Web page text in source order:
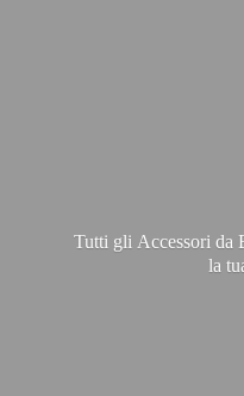
Tutti gli Accessori da
la